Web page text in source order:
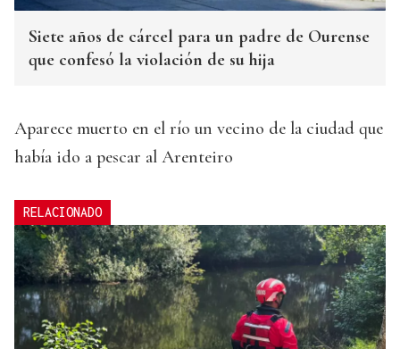
Siete años de cárcel para un padre de Ourense
que confesó la violación de su hija
Aparece muerto en el río un vecino de la ciudad que
había ido a pescar al Arenteiro
RELACIONADO